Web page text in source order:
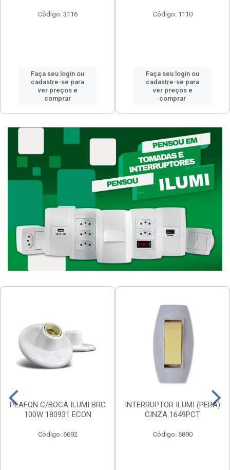
Código: 3116
Faça seu login ou
cadastre-se para
ver preços e
comprar
Código: 1110
Faça seu login ou
cadastre-se para
ver preços e
comprar
PLAFON C/BOCA ILUMI BRC
100W 180931 ECON
Código: 6692
INTERRUPTOR ILUMI (PERA)
CINZA 1649PCT
Código: 6890